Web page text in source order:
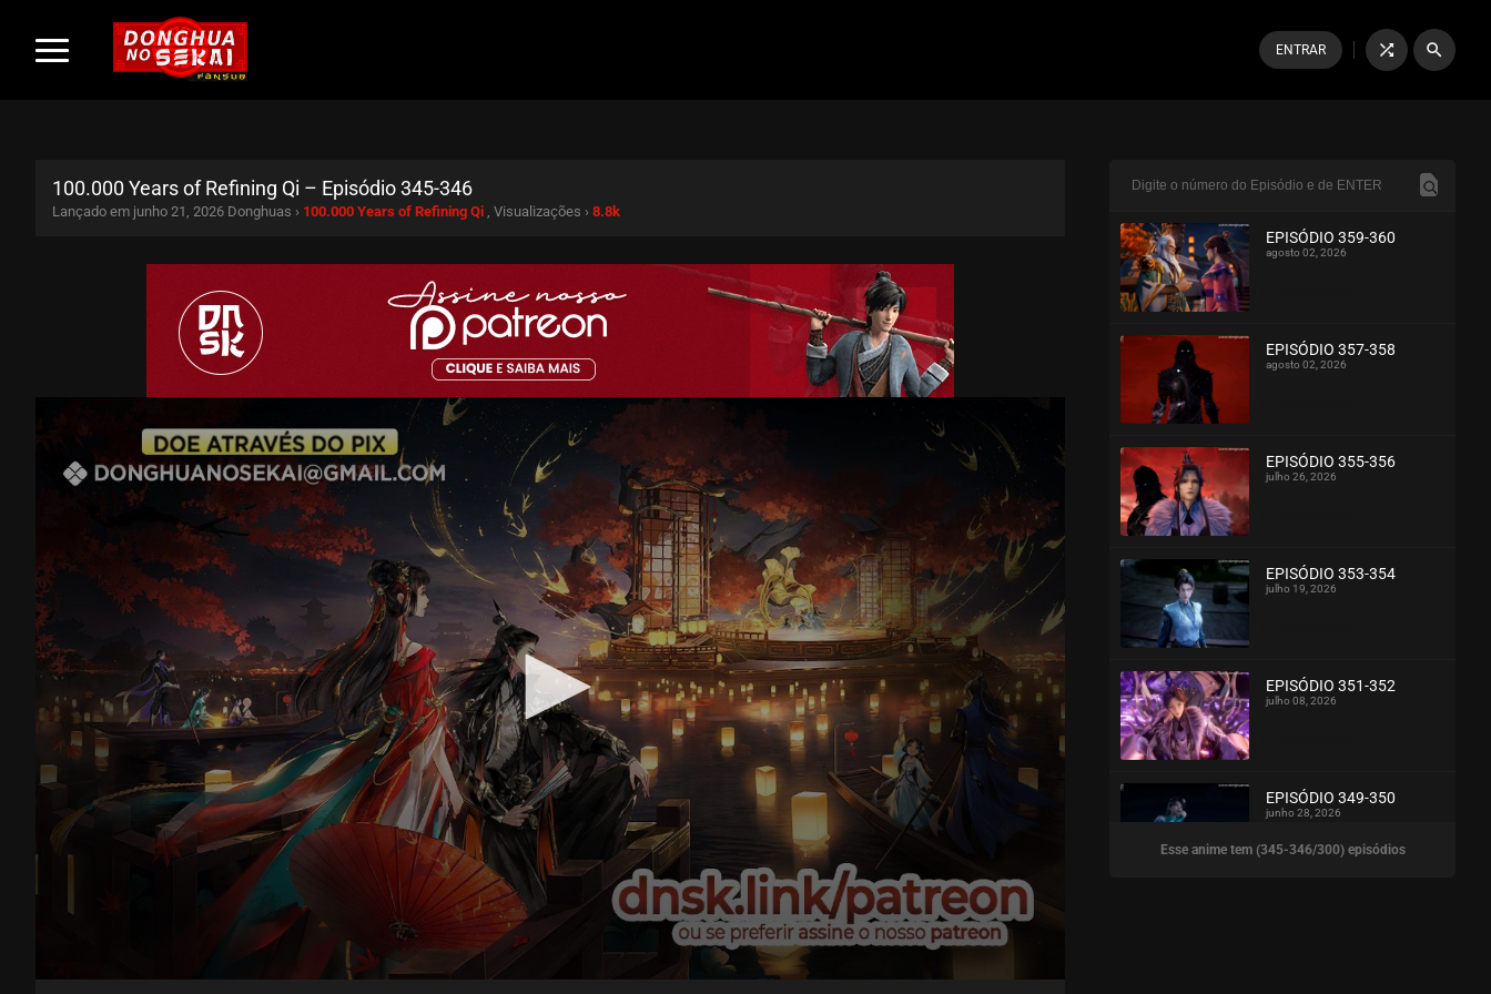
ENTRAR shuffle search
100.000 Years of Refining Qi – Episódio 345-346
Lançado em junho 21, 2026 Donghuas › 100.000 Years of Refining Qi , Visualizações › 8.8k
EPISÓDIO 359-360
agosto 02, 2026
EPISÓDIO 357-358
agosto 02, 2026
EPISÓDIO 355-356
julho 26, 2026
EPISÓDIO 353-354
julho 19, 2026
EPISÓDIO 351-352
julho 08, 2026
ASSISTIDO
EPISÓDIO 349-350
junho 28, 2026
Esse anime tem (345-346/300) episódios